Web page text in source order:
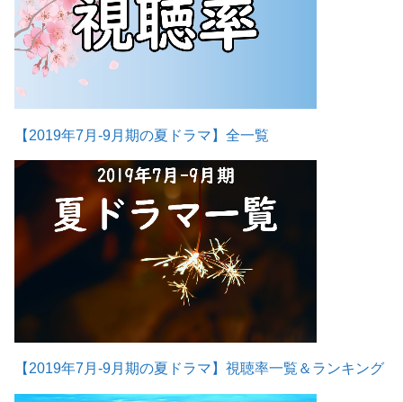
【2019年7月-9月期の夏ドラマ】全一覧
【2019年7月-9月期の夏ドラマ】視聴率一覧＆ランキング